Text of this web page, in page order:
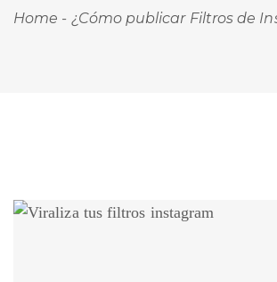
Home - ¿Cómo publicar Filtros de